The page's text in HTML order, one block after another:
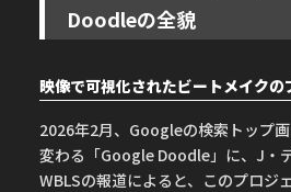
Doodleの全貌
映像で可視化されたビートメイクの
2026年2月、Googleの検索トップ
変わる「Google Doodle」に、J・
WBLSの報道によると、このプロ